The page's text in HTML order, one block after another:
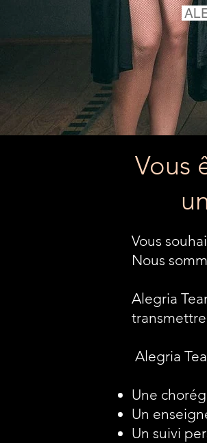
Vous
Vous
Nous
Alegria
Alegria
Une
Un
Un suivi